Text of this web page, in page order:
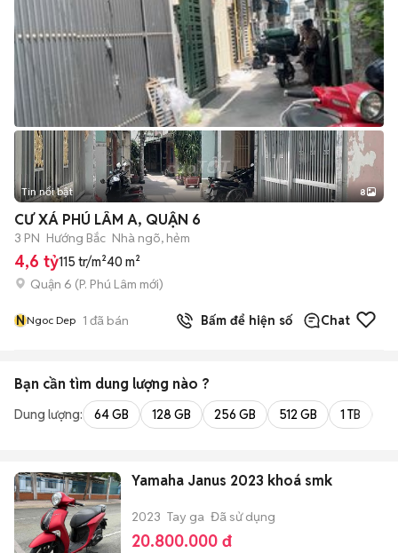
+2
Tin nổi bật 8
CƯ XÁ PHÚ LÂM A, QUẬN 6
3 PN Hướng Bắc Nhà ngõ, hẻm
4,6 tỷ115 tr/m²40 m²
Quận 6 (P. Phú Lâm mới)
NNgoc Dep 1 đã bán Bấm để hiện số Chat
Bạn cần tìm dung lượng nào ?
Dung lượng: 64 GB 128 GB 256 GB 512 GB 1 TB
Yamaha Janus 2023 khoá smk
2023 Tay ga Đã sử dụng
20.800.000 đ